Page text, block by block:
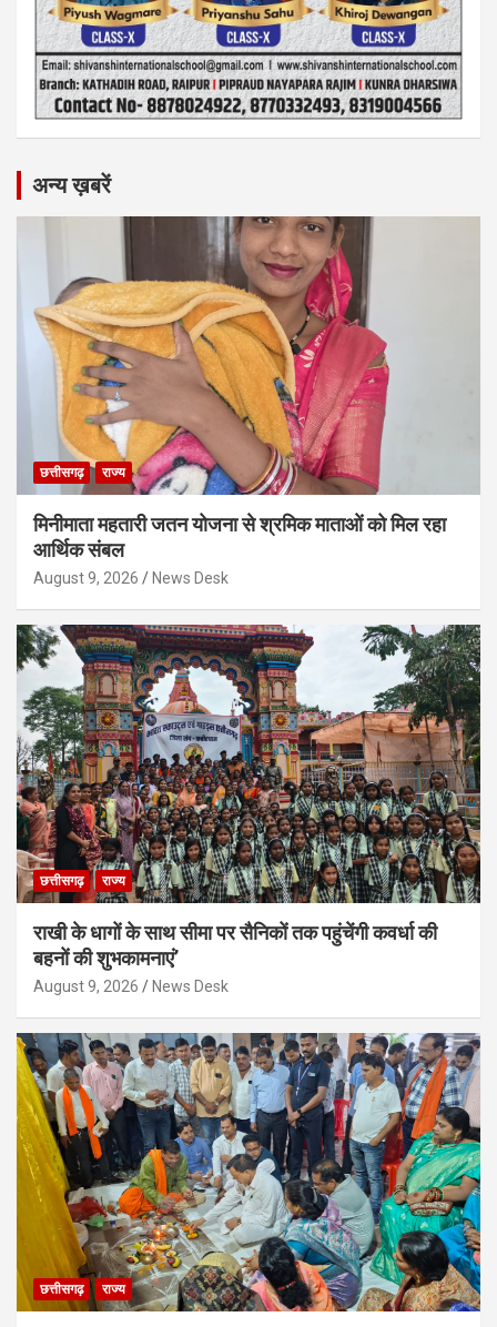
अन्य ख़बरें
छत्तीसगढ़ राज्य
मिनीमाता महतारी जतन योजना से श्रमिक माताओं को मिल रहा
आर्थिक संबल
August 9, 2026 News Desk
छत्तीसगढ़ राज्य
राखी के धागों के साथ सीमा पर सैनिकों तक पहुंचेंगी कवर्धा की
बहनों की शुभकामनाएं’
August 9, 2026 News Desk
छत्तीसगढ़ राज्य